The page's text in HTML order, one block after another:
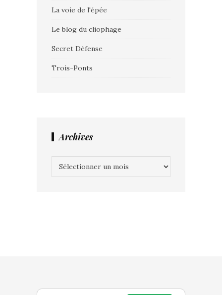
La voie de l'épée
Le blog du cliophage
Secret Défense
Trois-Ponts
Archives